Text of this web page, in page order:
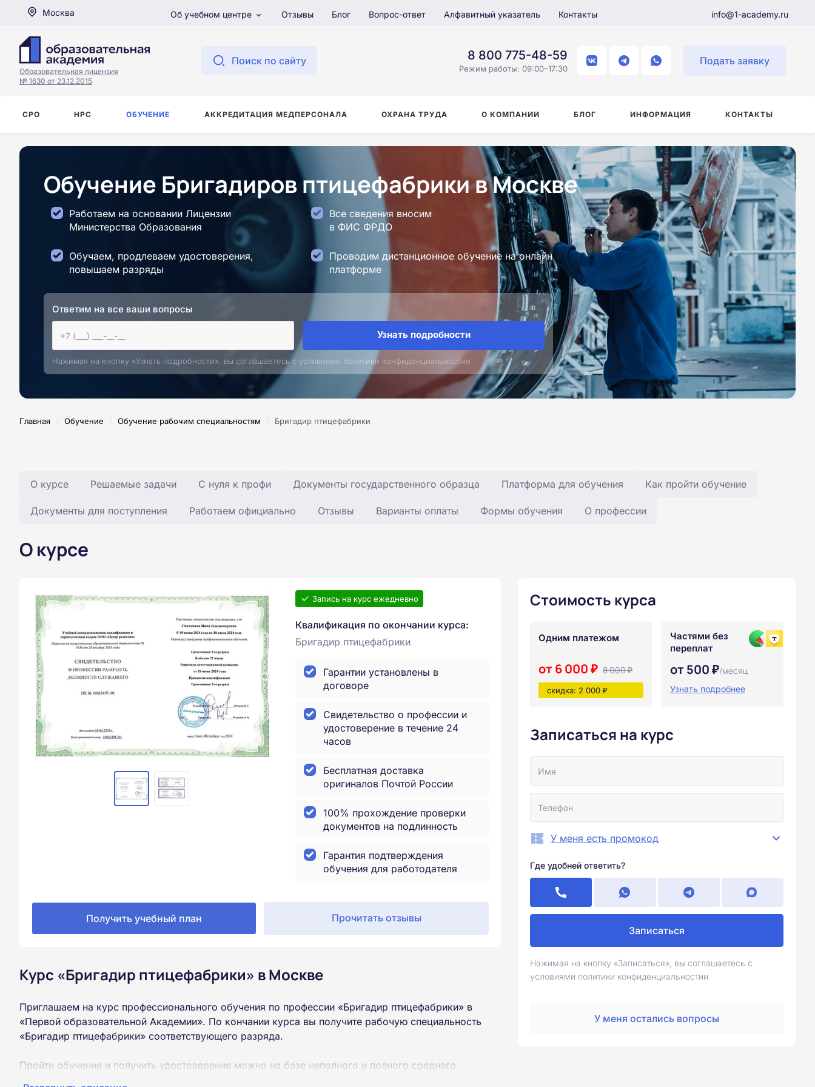
Москва Об учебном центре Отзывы Блог Вопрос-ответ Алфавитный указатель Контакты info@1-academy.ru
Образовательная лицензия
№ 1630 от 23.12.2015
Поиск по сайту 8 800 775-48-59
Режим работы: 09:00–17:30
Подать заявку
СРО НРС ОБУЧЕНИЕ АККРЕДИТАЦИЯ МЕДПЕРСОНАЛА ОХРАНА ТРУДА О КОМПАНИИ БЛОГ ИНФОРМАЦИЯ КОНТАКТЫ
Обучение Бригадиров птицефабрики в Москве
Работаем на основании Лицензии
Министерства Образования
Все сведения вносим
в ФИС ФРДО
Обучаем, продлеваем удостоверения,
повышаем разряды
Проводим дистанционное обучение на онлайн
платформе
Ответим на все ваши вопросы
Узнать подробности
Нажимая на кнопку «Узнать подробности», вы соглашаетесь с условиями политики конфиденциальностии
Главная / Обучение / Обучение рабочим специальностям / Бригадир птицефабрики
О курсе Решаемые задачи С нуля к профи Документы государственного образца Платформа для обучения Как пройти обучение
Документы для поступления Работаем официально Отзывы Варианты оплаты Формы обучения О профессии
О курсе
Запись на курс ежедневно
Квалификация по окончании курса:
Бригадир птицефабрики
Гарантии установлены в
договоре
Свидетельство о профессии и
удостоверение в течение 24
часов
Бесплатная доставка
оригиналов Почтой России
100% прохождение проверки
документов на подлинность
Гарантия подтверждения
обучения для работодателя
Получить учебный план Прочитать отзывы
Курс «Бригадир птицефабрики» в Москве
Приглашаем на курс профессионального обучения по профессии «Бригадир птицефабрики» в
«Первой образовательной Академии». По кончании курса вы получите рабочую специальность
«Бригадир птицефабрики» соответствующего разряда.
Пройти обучение и получить удостоверение можно на базе неполного и полного среднего
Стоимость курса
Одним платежом
от 6 000 ₽ 8 000 ₽
скидка: 2 000 ₽
Частями без
переплат
от 500 ₽/месяц
Узнать подробнее
Записаться на курс
У меня есть промокод
Где удобней ответить?
Записаться
Нажимая на кнопку «Записаться», вы соглашаетесь с
условиями политики конфиденциальностии
У меня остались вопросы